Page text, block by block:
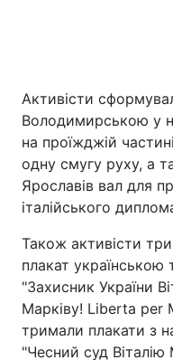
Активісти
Володимирською у
на проїжджій
одну смугу руху, а
Ярославів вал для
італійського
Також активісти
плакат українською
"Захисник України
Марківу! Liberta per
тримали плакати з
"Чесний суд